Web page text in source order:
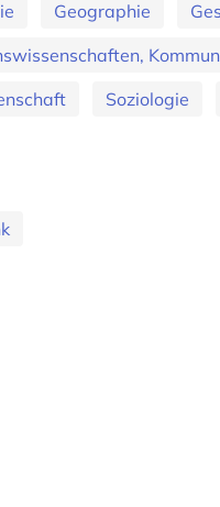
Geographie
Soziologie